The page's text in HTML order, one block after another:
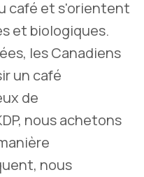
café et s'orientent
et biologiques.
les Canadiens
un café
de
nous achetons
nous